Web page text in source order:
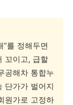
”를 정해두면
꼬이고, 급할
공해차 통합누
단가가 벌어지
원가로 고정하